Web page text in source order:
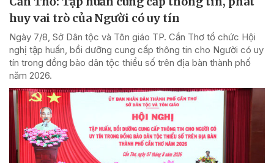
huy vai trò của Người có uy tín
Ngày 7/8, Sở Dân tộc và Tôn giáo TP. Cần Thơ tổ chức Hội
nghị tập huấn, bồi dưỡng cung cấp thông tin cho Người có uy
tín trong đồng bào dân tộc thiểu số trên địa bàn thành phố
năm 2026.